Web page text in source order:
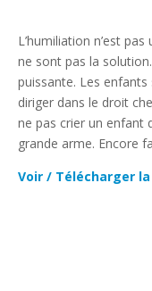
L’humiliation n’est
ne sont pas la
puissante. Les
diriger dans le droit
ne pas crier un enfant
grande arme. Encore
Voir / Télécharger